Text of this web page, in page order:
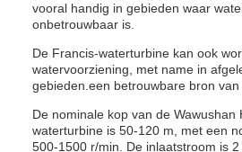
vooral handig in gebieden waar
onbetrouwbaar is.
De Francis-waterturbine kan ook
watervoorziening, met name in
gebieden.een betrouwbare bron van
De nominale kop van de Wawushan
waterturbine is 50-120 m, met een
500-1500 r/min. De inlaatstroom is